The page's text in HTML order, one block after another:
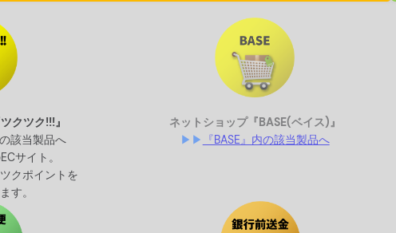
クツク!!!』
該当製品へ
サイト。
クポイントを
す。
ネットショップ『BASE(ベイス)』
▶▶
『BASE』内の該当製品へ